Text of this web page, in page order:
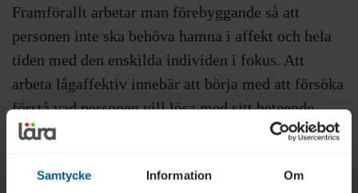
Samtycke Information Om
Framförallt arbetar man förebyggande så att
personen inte ska behöva hamna i affekt och hela
tiden med den enskilda individen i fokus. Att
arbeta lågaffektiv innebär att börja med att försöka
förstå vad personen vill lösa med sitt beteende,
istället för att försöka ändra eller få bort beteendet.
något som ökar stressen i form av till exempel